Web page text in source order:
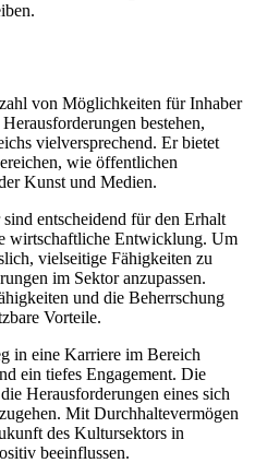
von Möglichkeiten für Inhaber
bestehen,
vielversprechend. Er bietet
wie öffentlichen
Kunst und Medien.
entscheidend für den Erhalt
wirtschaftliche Entwicklung. Um
vielseitige Fähigkeiten zu
im Sektor anzupassen.
und die Beherrschung
Vorteile.
in eine Karriere im Bereich
ein tiefes Engagement. Die
Herausforderungen eines sich
Mit Durchhaltevermögen
des Kultursektors in
beeinflussen.